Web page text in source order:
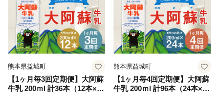
熊本県益城町
【1ヶ月毎3回定期便】大阿蘇
牛乳 200ｍl 計36本（12本×3
熊本県益城町
【1ヶ月毎4回定期便】大阿蘇
牛乳 200ｍl 計96本（24本×4